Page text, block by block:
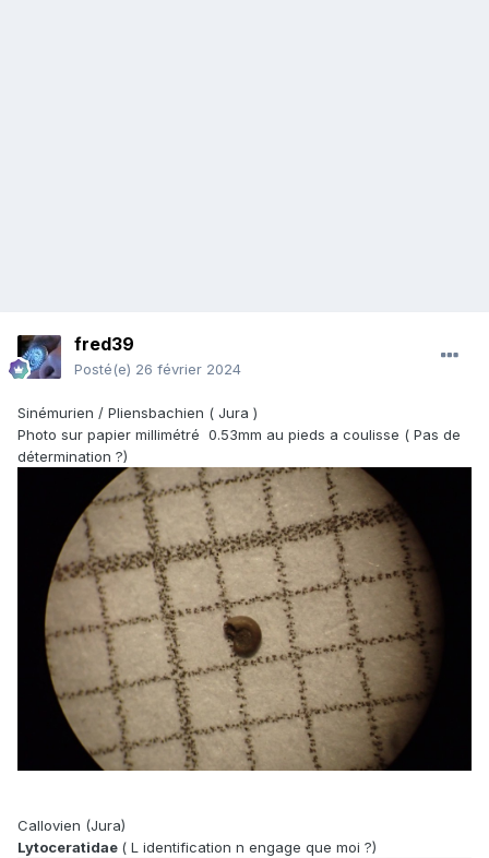
fred39
Posté(e) 26 février 2024
Sinémurien / Pliensbachien ( Jura )
Photo sur papier millimétré 0.53mm au pieds a coulisse ( Pas de
détermination ?)
Callovien (Jura)
Lytoceratidae ( L identification n engage que moi ?)